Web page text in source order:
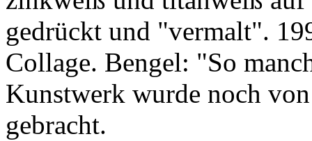
gedrückt und "vermalt".
Collage. Bengel: "So
Kunstwerk wurde noch
gebracht.